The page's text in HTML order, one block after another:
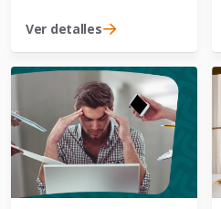
Ver detalles